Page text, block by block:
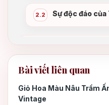
2.2 Sự độc đáo
Tiết Nhất
3.1 Các yếu tố ảnh
Bài viết liên quan
Giỏ Hoa Màu Nâu Trầm
Vintage